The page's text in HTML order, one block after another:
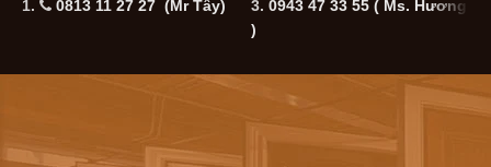
1. 0813 11 27 27 (Mr Tây) 3. 0943 47 33 55 ( Ms. Hương
)